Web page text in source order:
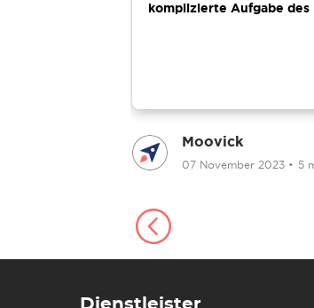
komplizierte Aufgabe des
Moovick
07 November 2023 • 5
Dienstleister